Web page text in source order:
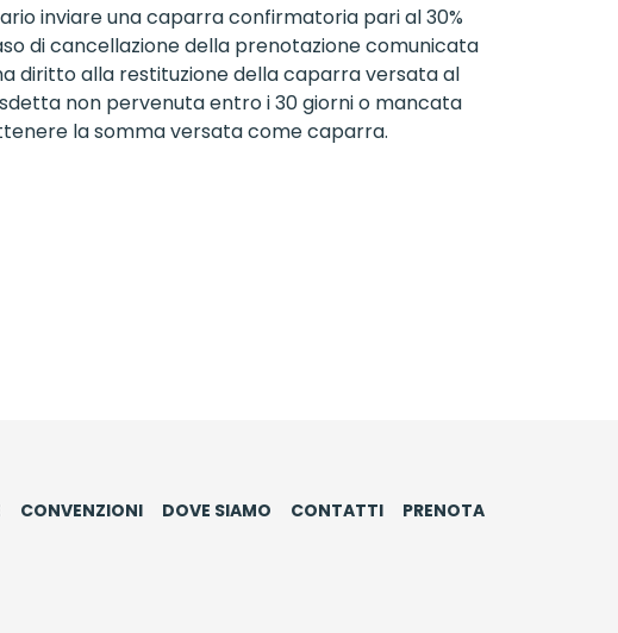
inviare una caparra confirmatoria pari al 30%
di cancellazione della prenotazione comunicata
diritto alla restituzione della caparra versata al
non pervenuta entro i 30 giorni o mancata
la somma versata come caparra.
CONVENZIONI DOVE SIAMO CONTATTI PRENOTA